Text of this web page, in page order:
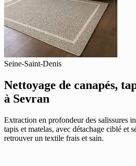
Seine-Saint-Denis
Nettoyage de canapés,
à Sevran
Extraction en profondeur des salissures
tapis et matelas, avec détachage ciblé et
retrouver un textile frais et sain.